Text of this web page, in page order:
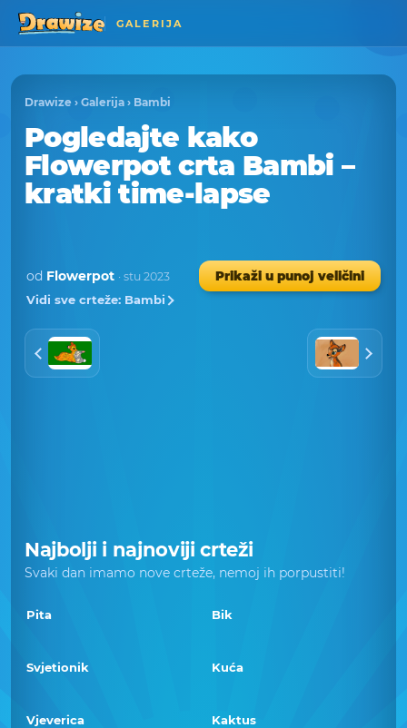
GALERIJA
Drawize › Galerija › Bambi
Pogledajte kako
Flowerpot crta Bambi –
kratki time-lapse
od Flowerpot · stu 2023
Prikaži u punoj veličini
Vidi sve crteže: Bambi
Najbolji i najnoviji crteži
Svaki dan imamo nove crteže, nemoj ih porpustiti!
Pita Bik
Svjetionik Kuća
Vjeverica Kaktus